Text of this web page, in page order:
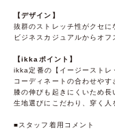
【デザイン】
抜群のストレッチ性がクセに
ビジネスカジュアルからオフ
【ikkaポイント】
ikka定番の【イージーストレ
コーディネートの合わせやす
膝の伸びも起きにくいため長
生地選びにこだわり、穿く人
■スタッフ着用コメント